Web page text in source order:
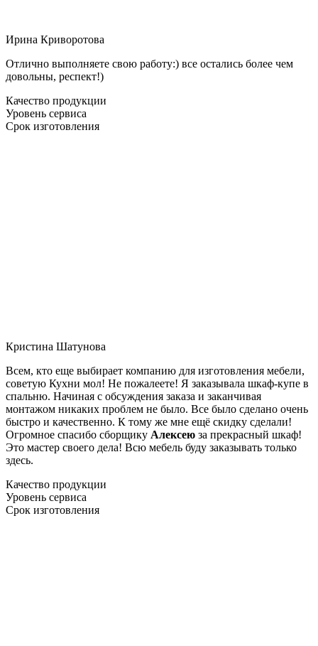
Ирина Криворотова
Отлично выполняете свою работу:) все остались более чем
довольны, респект!)
Качество продукции
Уровень сервиса
Срок изготовления
Кристина Шатунова
Всем, кто еще выбирает компанию для изготовления мебели,
советую Кухни мол! Не пожалеете! Я заказывала шкаф-купе в
спальню. Начиная с обсуждения заказа и заканчивая
монтажом никаких проблем не было. Все было сделано очень
быстро и качественно. К тому же мне ещё скидку сделали!
Огромное спасибо сборщику Алексею за прекрасный шкаф!
Это мастер своего дела! Всю мебель буду заказывать только
здесь.
Качество продукции
Уровень сервиса
Срок изготовления